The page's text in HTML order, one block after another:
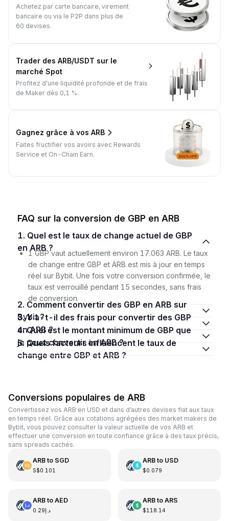
Achetez par carte bancaire, virement
bancaire ou via le P2P dans plus de
60 devises.
Trader des ARB/USDT sur le
marché Spot
Profitez d'une liquidité profonde et de frais
de Maker dès 0,1 %.
Gagnez grâce à vos ARB
Faites fructifier vos avoirs avec Rewards
Service et On-Chain Earn.
FAQ sur la conversion de GBP en ARB
1. Quel est le taux de change actuel de GBP
en ARB ?
1 GBP vaut actuellement environ 17.063 ARB. Le taux
de change entre GBP et ARB est mis à jour en temps
réel sur Bybit. Une fois votre conversion confirmée, le
taux est verrouillé pendant 15 secondes, sans frais
de conversion.
2. Comment convertir des GBP en ARB sur
Bybit ?
3. Y a-t-il des frais pour convertir des GBP
en ARB ?
4. Quel est le montant minimum de GBP que
je peux convertir en ARB ?
5. Quels facteurs influencent le taux de
change entre GBP et ARB ?
Conversions populaires de ARB
Convertissez vos ARB en USD et dans d’autres devises fiat aux taux
en temps réel. Grâce aux cotations agrégées des market makers de
Bybit, vous pouvez consulter la valeur actuelle de vos ARB et
effectuer une conversion en toute confiance grâce à des taux précis,
sans spreads cachés.
ARBto SGD
S$0.101
ARBto USD
$0.079
ARBto AED
د.إ0.29
ARBto ARS
$118.14